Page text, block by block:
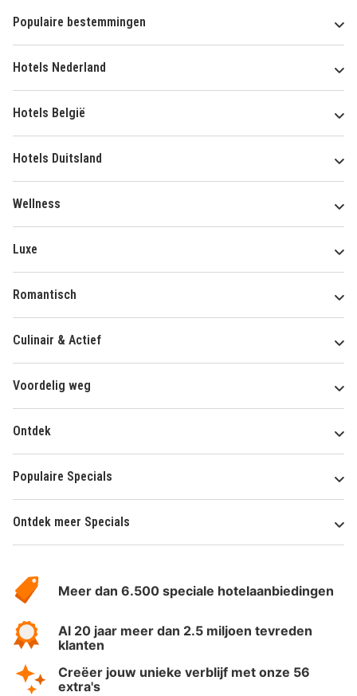
Populaire bestemmingen
Hotels Nederland
Hotels België
Hotels Duitsland
Wellness
Luxe
Romantisch
Culinair & Actief
Voordelig weg
Ontdek
Populaire Specials
Ontdek meer Specials
HotelSpecials
Meer dan 6.500 speciale hotelaanbiedingen
Al 20 jaar meer dan 2.5 miljoen tevreden
klanten
Creëer jouw unieke verblijf met onze 56
extra's